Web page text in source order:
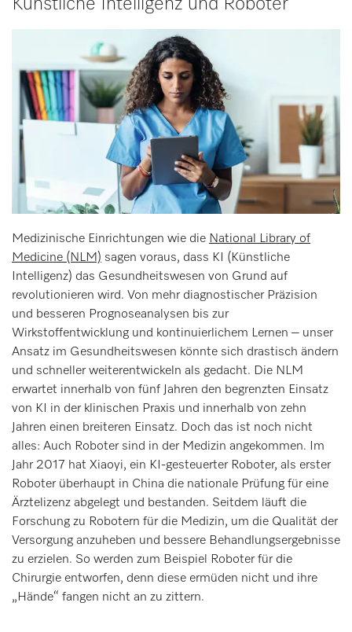
Künstliche Intelligenz und Roboter
Medizinische Einrichtungen wie die National Library of
Medicine (NLM) sagen voraus, dass KI (Künstliche
Intelligenz) das Gesundheitswesen von Grund auf
revolutionieren wird. Von mehr diagnostischer Präzision
und besseren Prognoseanalysen bis zur
Wirkstoffentwicklung und kontinuierlichem Lernen – unser
Ansatz im Gesundheitswesen könnte sich drastisch ändern
und schneller weiterentwickeln als gedacht. Die NLM
erwartet innerhalb von fünf Jahren den begrenzten Einsatz
von KI in der klinischen Praxis und innerhalb von zehn
Jahren einen breiteren Einsatz. Doch das ist noch nicht
alles: Auch Roboter sind in der Medizin angekommen. Im
Jahr 2017 hat Xiaoyi, ein KI-gesteuerter Roboter, als erster
Roboter überhaupt in China die nationale Prüfung für eine
Ärztelizenz abgelegt und bestanden. Seitdem läuft die
Forschung zu Robotern für die Medizin, um die Qualität der
Versorgung anzuheben und bessere Behandlungsergebnisse
zu erzielen. So werden zum Beispiel Roboter für die
Chirurgie entworfen, denn diese ermüden nicht und ihre
„Hände“ fangen nicht an zu zittern.